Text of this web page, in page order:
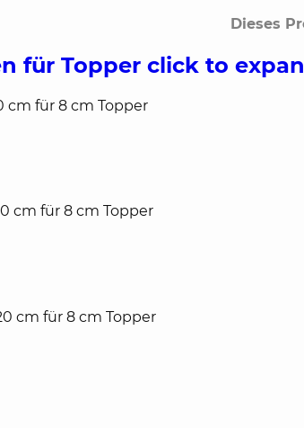
Dieses
für Topper click to
cm für 8 cm Topper
cm für 8 cm Topper
cm für 8 cm Topper